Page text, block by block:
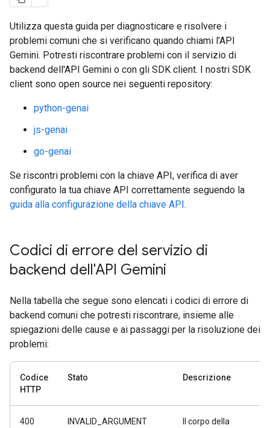
Utilizza questa guida per diagnosticare e risolvere i
problemi comuni che si verificano quando chiami l'API
Gemini. Potresti riscontrare problemi con il servizio di
backend dell'API Gemini o con gli SDK client. I nostri SDK
client sono open source nei seguenti repository:
python-genai
js-genai
go-genai
Se riscontri problemi con la chiave API, verifica di aver
configurato la tua chiave API correttamente seguendo la
guida alla configurazione della chiave API.
Codici di errore del servizio di
backend dell'API Gemini
Nella tabella che segue sono elencati i codici di errore di
backend comuni che potresti riscontrare, insieme alle
spiegazioni delle cause e ai passaggi per la risoluzione dei
problemi:
Codice
HTTP
Stato Descrizione
400 INVALID_ARGUMENT
Il corpo della